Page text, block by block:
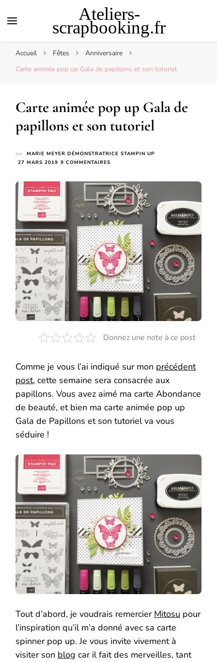
Ateliers-
scrapbooking.fr
Accueil Fêtes
Anniversaire
Carte animée pop up Gala de papillons et son tutoriel
Carte animée pop up Gala de
papillons et son tutoriel
par
MARIE MEYER DÉMONSTRATRICE STAMPIN UP
27 MARS 2019 9 COMMENTAIRES
POP
UP
GALA
DE
PAPILLONS
ET
SON
TUTORIEL
Donnez une note à ce post
Comme je vous l’ai indiqué sur mon précédent
post, cette semaine sera consacrée aux
papillons. Vous avez aimé ma carte Abondance
de beauté, et bien ma carte animée pop up
Gala de Papillons et son tutoriel va vous
séduire !
Tout d’abord, je voudrais remercier Mitosu pour
l’inspiration qu’il m’a donné avec sa carte
spinner pop up. Je vous invite vivement à
visiter son blog car il fait des merveilles, tant